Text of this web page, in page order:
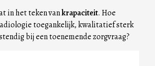
in het teken vankrapaciteit. Hoe
toegankelijk, kwalitatief sterk
bij een toenemende zorgvraag?